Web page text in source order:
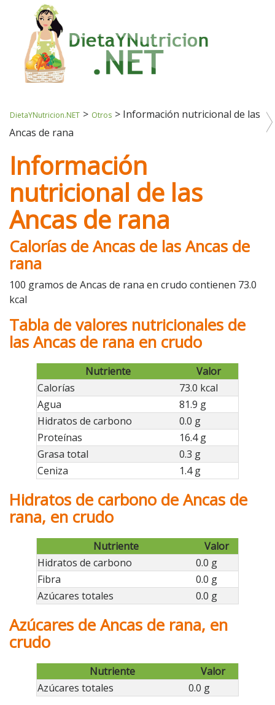
DietaYNutricion.NET > Otros > Información nutricional de las
Ancas de rana
Información
nutricional de las
Ancas de rana
Calorías de Ancas de las Ancas de
rana
100 gramos de Ancas de rana en crudo contienen 73.0
kcal
Tabla de valores nutricionales de
las Ancas de rana en crudo
Nutriente
Valor
Calorías
73.0 kcal
Agua
81.9 g
Hidratos de carbono
0.0 g
Proteínas
16.4 g
Grasa total
0.3 g
Ceniza
1.4 g
Hidratos de carbono de Ancas de
rana, en crudo
Nutriente
Valor
Hidratos de carbono
0.0 g
Fibra
0.0 g
Azúcares totales
0.0 g
Azúcares de Ancas de rana, en
crudo
Nutriente
Valor
Azúcares totales
0.0 g